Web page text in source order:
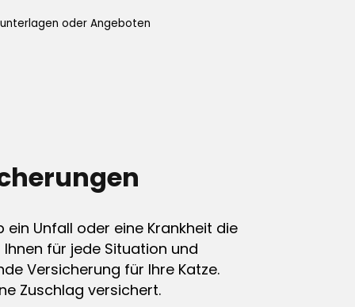
oder Angeboten
Unfall oder eine Krankheit die
für jede Situation und
Versicherung für Ihre Katze.
Zuschlag versichert.